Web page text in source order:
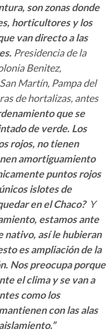
son zonas donde
horticultores y los
van directo a las
Presidencia de la
Benitez,
Martín, Pampa del
de hortalizas, antes
que se
de verde. Los
rojos, no tienen
amortiguamiento
puntos rojos
islotes de
en el Chaco?Y
estamos ante
nativo, así le hubieran
es ampliación de la
Nos preocupa porque
el clima y se van a
como los
con las alas